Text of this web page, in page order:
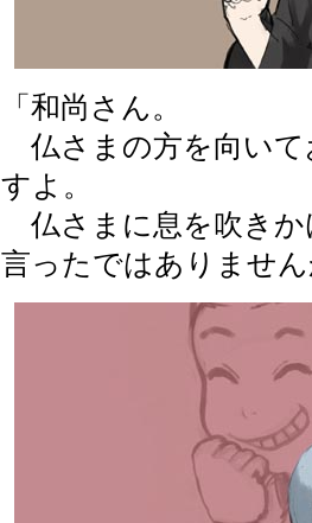
「和尚さん。
仏さまの方を向いて
すよ。
仏さまに息を吹きか
言ったではありませ